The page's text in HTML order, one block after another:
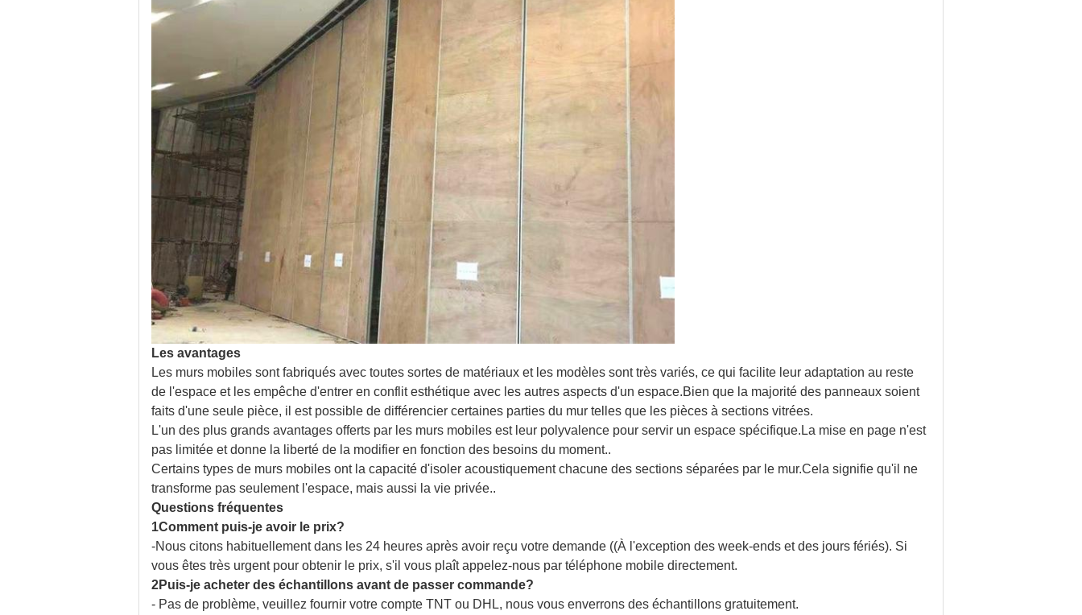
Les avantages
Les murs mobiles sont fabriqués avec toutes sortes de matériaux et les modèles sont très variés, ce qui facilite leur adaptation au reste
de l'espace et les empêche d'entrer en conflit esthétique avec les autres aspects d'un espace.Bien que la majorité des panneaux soient
faits d'une seule pièce, il est possible de différencier certaines parties du mur telles que les pièces à sections vitrées.
L'un des plus grands avantages offerts par les murs mobiles est leur polyvalence pour servir un espace spécifique.La mise en page n'est
pas limitée et donne la liberté de la modifier en fonction des besoins du moment..
Certains types de murs mobiles ont la capacité d'isoler acoustiquement chacune des sections séparées par le mur.Cela signifie qu'il ne
transforme pas seulement l'espace, mais aussi la vie privée..
Questions fréquentes
1Comment puis-je avoir le prix?
-Nous citons habituellement dans les 24 heures après avoir reçu votre demande ((À l'exception des week-ends et des jours fériés). Si
vous êtes très urgent pour obtenir le prix, s'il vous plaît appelez-nous par téléphone mobile directement.
2Puis-je acheter des échantillons avant de passer commande?
- Pas de problème, veuillez fournir votre compte TNT ou DHL, nous vous enverrons des échantillons gratuitement.